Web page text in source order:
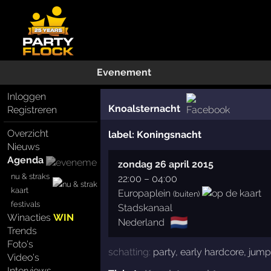
Evenement
Inloggen
Registreren
Overzicht
Nieuws
Agenda
nu & straks
kaart
festivals
WinactiesWIN
Trends
Foto's
Video's
Knoalsternacht
label: Koningsnacht
zondag 26 april 2015
22:00 – 04:00
Europaplein (buiten)
Stadskanaal
Nederland 🇳🇱
schatting: party, early hardcore, jump